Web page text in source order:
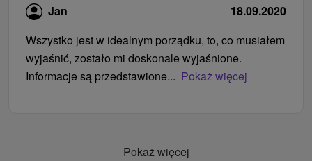
Jan
18.09.2020
Wszystko jest w idealnym porządku, to, co musiałem
wyjaśnić, zostało mi doskonale wyjaśnione.
Informacje są przedstawione... Pokaż więcej
Pokaż więcej